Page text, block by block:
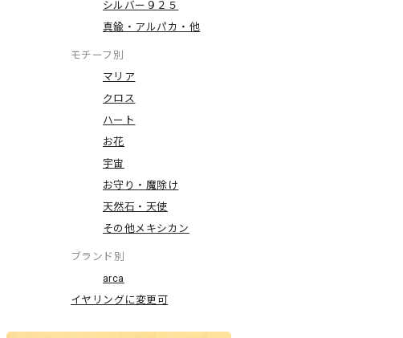
シルバー９２５
真鍮・アルパカ・他
モチーフ別
マリア
クロス
ハート
お花
宇宙
お守り・魔除け
天然石・天使
その他メキシカン
ブランド別
arca
イヤリングに変更可